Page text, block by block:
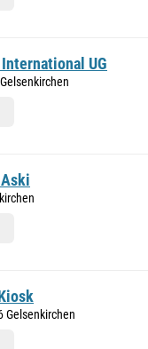
UG
Gelsenkirchen